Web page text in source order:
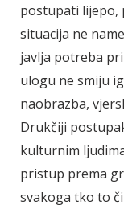
postupati lijepo,
situacija ne
javlja potreba
ulogu ne smiju
naobrazba,
Drukčiji
kulturnim
pristup prema
svakoga tko to